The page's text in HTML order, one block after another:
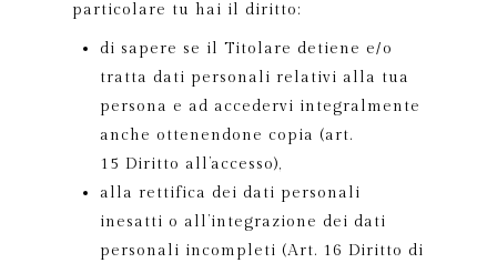
particolare tu hai il diritto:
di sapere se il Titolare detiene e/o
tratta dati personali relativi alla tua
persona e ad accedervi integralmente
anche ottenendone copia (art.
15 Diritto all’accesso),
alla rettifica dei dati personali
inesatti o all’integrazione dei dati
personali incompleti (Art. 16 Diritto di